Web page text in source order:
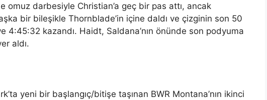
darbesiyle Christian’a geç bir pas attı, ancak
bir bileşikle Thornblade’in içine daldı ve çizginin son 50
4:45:32 kazandı. Haidt, Saldana’nın önünde son podyuma
aldı.
yeni bir başlangıç/bitişe taşınan BWR Montana’nın ikinci